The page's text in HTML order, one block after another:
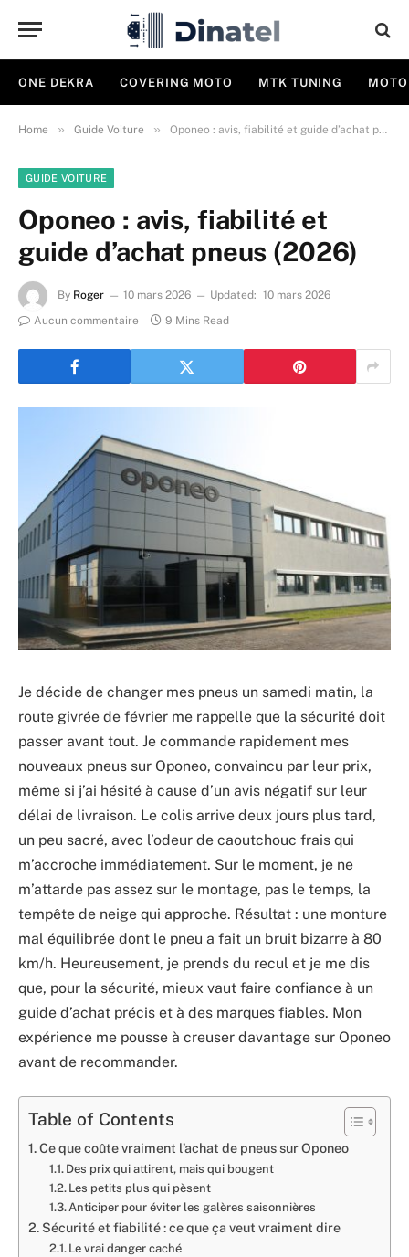
ONE DEKRA COVERING MOTO MTK TUNING
Home » Guide Voiture » Oponeo : avis, fiabilité et guide d’achat pneus (2026)
GUIDE VOITURE
Oponeo : avis, fiabilité et
guide d’achat pneus (2026)
By Roger 10 mars 2026 Updated: 10 mars 2026
Aucun commentaire
9 Mins Read
Je décide de changer mes pneus un samedi matin, la
route givrée de février me rappelle que la sécurité doit
passer avant tout. Je commande rapidement mes
nouveaux pneus sur Oponeo, convaincu par leur prix,
même si j’ai hésité à cause d’un avis négatif sur leur
délai de livraison. Le colis arrive deux jours plus tard,
un peu sacré, avec l’odeur de caoutchouc frais qui
m’accroche immédiatement. Sur le moment, je ne
m’attarde pas assez sur le montage, pas le temps, la
tempête de neige qui approche. Résultat : une monture
mal équilibrée dont le pneu a fait un bruit bizarre à 80
km/h. Heureusement, je prends du recul et je me dis
que, pour la sécurité, mieux vaut faire confiance à un
guide d’achat précis et à des marques fiables. Mon
expérience me pousse à creuser davantage sur Oponeo
avant de recommander.
Table of Contents
Ce que coûte vraiment l’achat de pneus sur Oponeo
Des prix qui attirent, mais qui bougent
Les petits plus qui pèsent
Anticiper pour éviter les galères saisonnières
Sécurité et fiabilité : ce que ça veut vraiment dire
Le vrai danger caché